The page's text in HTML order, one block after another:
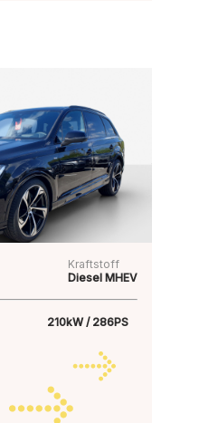
Kraftstoff
Diesel MHEV
210kW / 286PS